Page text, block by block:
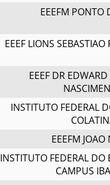
EEEFM PONTO
EEEF LIONS
EEEF DR
INSTITUTO FEDERAL
EEEFM JOAO
INSTITUTO FEDERAL DO
CAMPUS